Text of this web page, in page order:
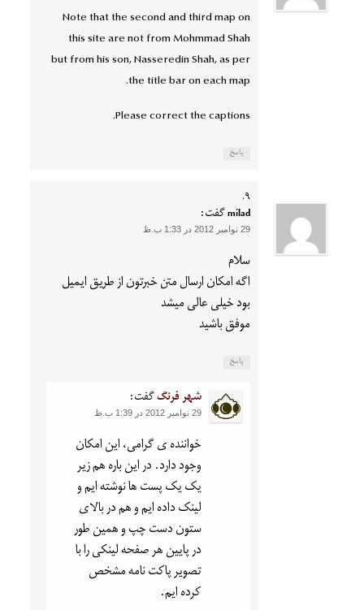
Note that the second and third map on
this site are not from Mohmmad Shah
but from his son, Nasseredin Shah, as per
the title bar on each map.
Please correct the captions.
پاسخ
miladگفت:
29 نوامبر 2012 در 1:33 ب.ظ
سلام
اگه امکان ارسال متن خبرتون از طریق ایمیل
بود خیلی عالی میشد
موفق باشید
پاسخ
شهر فرنگگفت:
29 نوامبر 2012 در 1:39 ب.ظ
خواننده ی گرامی، این امکان
وجود دارد. در این باره هم زیر
یک یک پست ها نوشته ایم و
لینک داده ایم و هم در بالای
ستون دست چپ و همین طور
در پایین هر صفحه لینکی را با
تصویر پاکت نامه مشخص
کرده ایم.